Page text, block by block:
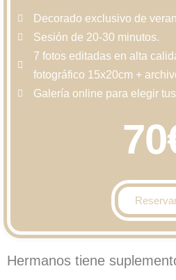
Decorado exclusivo de
Sesión de 20-30 minutos.
7 fotos editadas en alta
fotográfico 15x20cm +
Galería online para elegir
Hermanos tiene